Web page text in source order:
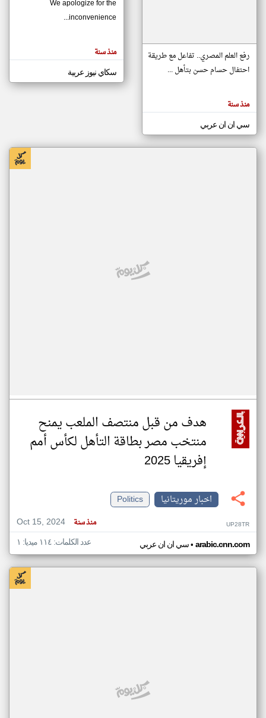
مصادر الأخبار من موريتانيا
اخبار موريتانيا على مدار الساعة
أهم اخبار موريتانيا العاجلة والمباشرة
المقالات
الموجوده
هنا عن
رفع العلم المصري.. تفاعل مع طريقة
احتفال حسام حسن بتأهل ...
منذ سنة
سي ان ان عربي
We apologize for the
inconvenience...
منذ سنة
سكاي نيوز عربية
هدف من قبل منتصف الملعب يمنح
منتخب مصر بطاقة التأهل لكأس أمم
إفريقيا 2025
اخبار موريتانيا
Politics
Oct 15, 2024
منذ سنة UP28TR
سي ان ان عربي• arabic.cnn.com عدد الكلمات: ١١٤ ميديا: ١
klyoum.com